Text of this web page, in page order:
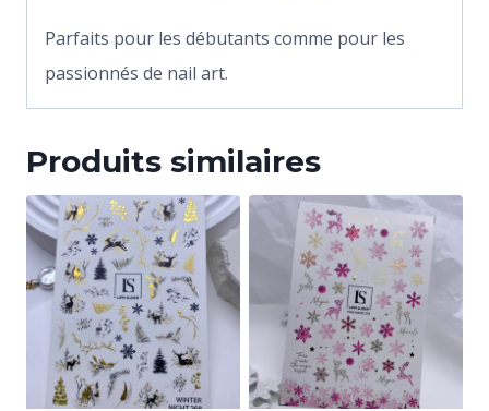
Parfaits pour les débutants comme pour les
passionnés de nail art.
Produits similaires